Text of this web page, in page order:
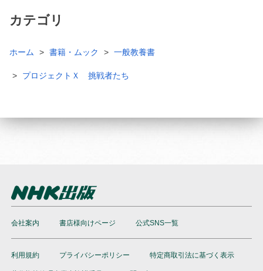
カテゴリ
ホーム 書籍・ムック 一般教養書
プロジェクトＸ 挑戦者たち
会社案内 書店様向けページ 公式SNS一覧
利用規約 プライバシーポリシー 特定商取引法に基づく表示